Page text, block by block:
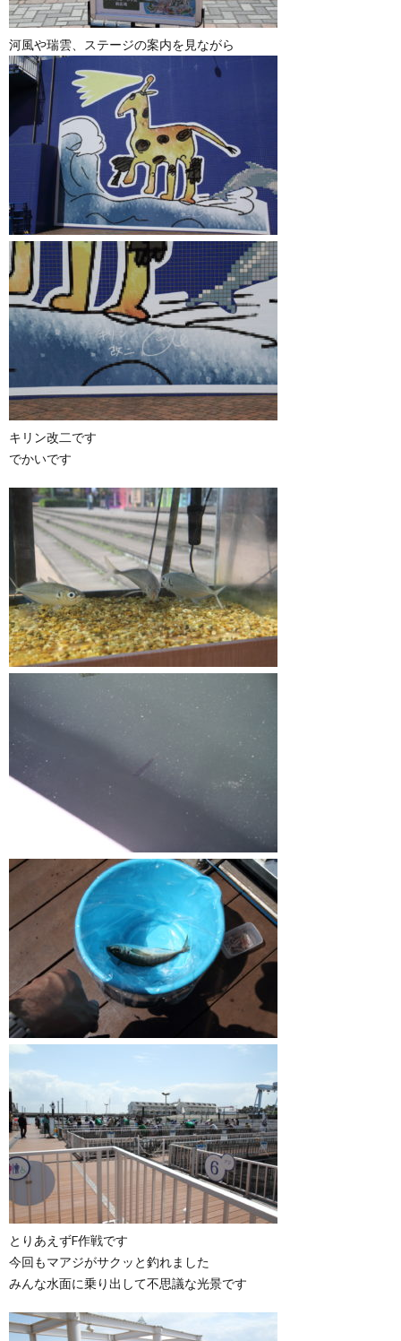
河風や瑞雲、ステージの案内を見ながら
キリン改二です
でかいです
とりあえずF作戦です
今回もマアジがサクッと釣れました
みんな水面に乗り出して不思議な光景です